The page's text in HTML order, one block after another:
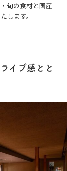
旬の食材と国産
します。
イブ感とと